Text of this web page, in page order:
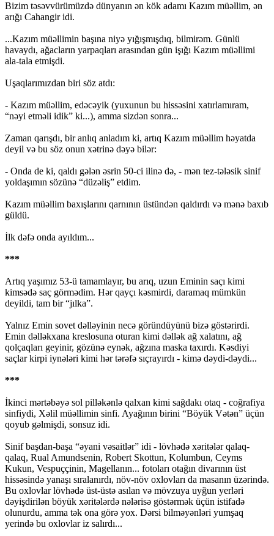
Bizim təsəvvürümüzdə dünyanın ən kök adamı Kazım müəllim, ən
arığı Cahangir idi.
...Kazım müəllimin başına niyə yığışmışdıq, bilmirəm. Günlü
havaydı, ağacların yarpaqları arasından gün işığı Kazım müəllimi
ala-tala etmişdi.
Uşaqlarımızdan biri söz atdı:
- Kazım müəllim, edəcəyik (yuxunun bu hissəsini xatırlamıram,
“nəyi etməli idik” ki...), amma sizdən sonra...
Zaman qarışdı, bir anlıq anladım ki, artıq Kazım müəllim həyatda
deyil və bu söz onun xətrinə dəyə bilər:
- Onda de ki, qaldı gələn əsrin 50-ci ilinə də, - mən tez-tələsik sinif
yoldaşımın sözünə “düzəliş” etdim.
Kazım müəllim baxışlarını qarnının üstündən qaldırdı və mənə baxıb
güldü.
İlk dəfə onda ayıldım...
***
Artıq yaşımız 53-ü tamamlayır, bu arıq, uzun Eminin saçı kimi
kimsədə saç görmədim. Hər qayçı kəsmirdi, daramaq mümkün
deyildi, tam bir “jılka”.
Yalnız Emin sovet dəlləyinin necə göründüyünü bizə göstərirdi.
Emin dəlləkxana kreslosuna oturan kimi dəllək ağ xalatını, ağ
qolçaqları geyinir, gözünə eynək, ağzına maska taxırdı. Kəsdiyi
saçlar kirpi iynələri kimi hər tərəfə sıçrayırdı - kimə dəydi-dəydi...
***
İkinci mərtəbəyə sol pilləkənlə qalxan kimi sağdakı otaq - coğrafiya
sinfiydi, Xəlil müəllimin sinfi. Ayağının birini “Böyük Vətən” üçün
qoyub gəlmişdi, sonsuz idi.
Sinif başdan-başa “əyani vəsaitlər” idi - lövhədə xəritələr qalaq-
qalaq, Rual Amundsenin, Robert Skottun, Kolumbun, Ceyms
Kukun, Vespuççinin, Magellanın... fotoları otağın divarının üst
hissəsində yanaşı sıralanırdı, növ-növ oxlovları da masanın üzərində.
Bu oxlovlar lövhədə üst-üstə asılan və mövzuya uyğun yerləri
dəyişdirilən böyük xəritələrdə nələrisə göstərmək üçün istifadə
olunurdu, amma tək ona görə yox. Dərsi bilməyənləri yumşaq
yerində bu oxlovlar iz salırdı...